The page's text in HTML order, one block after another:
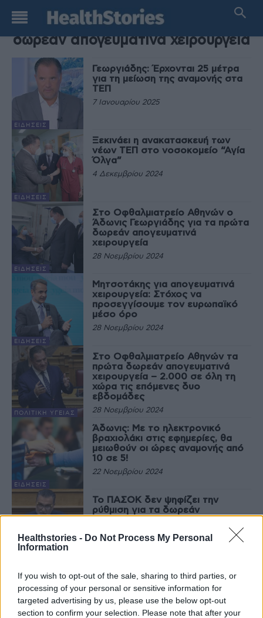
Healthstories - Do Not Process My Personal
Information
If you wish to opt-out of the sale, sharing to third parties, or
processing of your personal or sensitive information for
targeted advertising by us, please use the below opt-out
section to confirm your selection. Please note that after your
TAG
δωρεάν απογευματινά χειρουργεία
ΕΙΔΉΣΕΙΣ
Γεωργιάδης: Έρχονται 25 μέτρα
για τη μείωση της αναμονής στα
ΤΕΠ
7 Ιανουαρίου 2025
ΕΙΔΉΣΕΙΣ
Ξεκινάει η ανακατασκευή των
νέων ΤΕΠ στο νοσοκομείο “Αγία
Όλγα”
4 Δεκεμβρίου 2024
ΕΙΔΉΣΕΙΣ
Στο Οφθαλμιατρείο Αθηνών ο
Άδωνις Γεωργιάδης για τα πρώτα
δωρεάν απογευματινά
χειρουργεία
28 Νοεμβρίου 2024
ΕΙΔΉΣΕΙΣ
Μητσοτάκης για απογευματινά
χειρουργεία: Στόχος να
προσεγγίσουμε τον ευρωπαϊκό
μέσο όρο
28 Νοεμβρίου 2024
ΠΟΛΙΤΙΚΉ ΥΓΕΊΑΣ
Στο Οφθαλμιατρείο Αθηνών τα
πρώτα δωρεάν απογευματινά
χειρουργεία – 2.000 σε όλη τη
χώρα τις επόμενες δυο
εβδομάδες
28 Νοεμβρίου 2024
ΕΙΔΉΣΕΙΣ
Άδωνις: Με το ηλεκτρονικό
βραχιολάκι στις εφημερίες, θα
μειωθούν οι ώρες αναμονής από
10 σε 5!
22 Νοεμβρίου 2024
Το ΠΑΣΟΚ δεν ψηφίζει την
ρύθμιση για τα δωρεάν
περιττεύει
Δωρεάν απογευματινά
χειρουργεία: Πώς θα
ενημερωθούν οι ασθενείς
13 Νοεμβρίου 2024